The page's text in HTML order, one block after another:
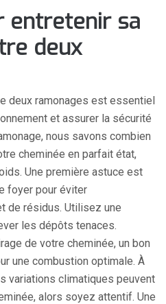
entretenir sa
deux
deux ramonages est essentiel
et assurer la sécurité
nous savons combien
cheminée en parfait état,
Une première astuce est
foyer pour éviter
de résidus. Utilisez une
les dépôts tenaces.
de votre cheminée, un bon
une combustion optimale. À
variations climatiques peuvent
alors soyez attentif. Une